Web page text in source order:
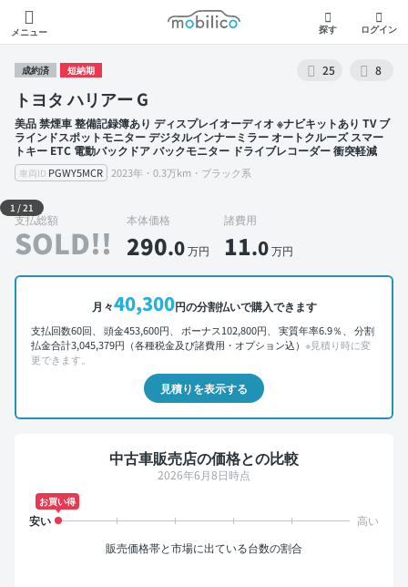
メニュー
モビリコ
探す ログイン
成約済 短納期 25 8
トヨタ ハリアー G
美品 禁煙車 整備記録簿あり ディスプレイオーディオ ※ナビキットあり TV ブ
ラインドスポットモニター デジタルインナーミラー オートクルーズ スマー
トキー ETC 電動バックドア バックモニター ドライブレコーダー 衝突軽減
車両ID PGWY5MCR 2023年・0.3万km・ブラック系
外装 左前
1 /21
支払総額
SOLD!!
本体価格
290.0万円
諸費用
11.0万円
月々40,300円の分割払いで購入できます
支払回数60回、 頭金453,600円、 ボーナス102,800円、 実質年率6.9％、 分割
払金合計3,045,379円（各種税金及び諸費用・オプション込） ※見積り時に変
更できます。
見積りを表示する
中古車販売店の価格との比較
2026年6月8日時点
お買い得
販売価格帯と市場に出ている台数の割合